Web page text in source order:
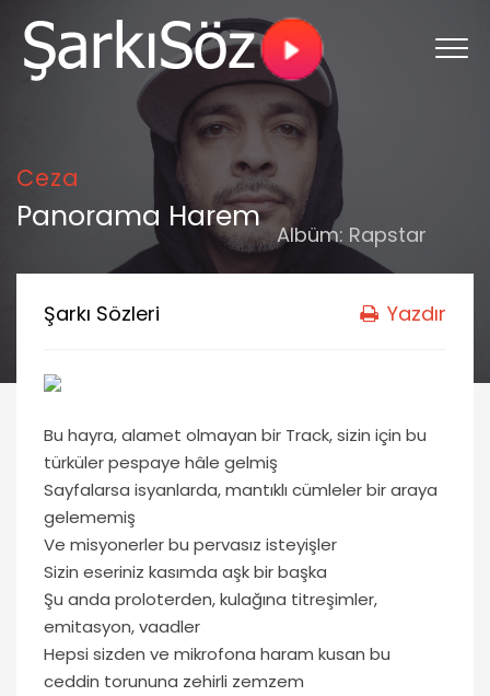
Ceza
Panorama Harem Albüm: Rapstar
Şarkı Sözleri Yazdır
Bu hayra, alamet olmayan bir Track, sizin için bu
türküler pespaye hâle gelmiş
Sayfalarsa isyanlarda, mantıklı cümleler bir araya
gelememiş
Ve misyonerler bu pervasız isteyişler
Sizin eseriniz kasımda aşk bir başka
Şu anda proloterden, kulağına titreşimler,
emitasyon, vaadler
Hepsi sizden ve mikrofona haram kusan bu
ceddin torununa zehirli zemzem